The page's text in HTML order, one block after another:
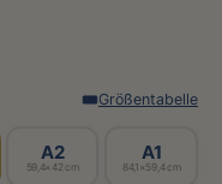
Größentabelle
A2
59,4×42 cm
A1
84,1×59,4 cm